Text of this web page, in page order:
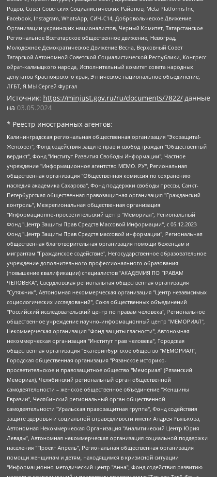
Родов, Совет Советских Социалистических Районов, Meta Platforms Inc,
Facebook, Instagram, WhatsApp, СИЧ-С14, Добровольческое Движение
Организации украинских националистов, Черный Комитет, Татарстанское
Региональное Всетатарское общественное движение, Невоград,
Молодежное Демократическое Движение Весна, Верховный Совет
Татарской Автономной Советской Социалистической Республики, Конгресс
ойрат-калмыцкого народа, Исполнительный комитет совета народных
депутатов Красноярского края, Этническое национальное объединение,
ЛГБТ, Я.МЫ Сергей Фургал
Источник: https://minjust.gov.ru/ru/documents/7822/ данные
на 03.05.2024
* Реестр иностранных агентов:
Калининградская региональная общественная организация "Экозащита!-Женсовет", Фонд содействия защите прав и свобод граждан "Общественный вердикт", Фонд "Институт Развития Свободы Информации", Частное учреждение "Информационное агентство МЕМО. РУ", Региональная общественная организация "Общественная комиссия по сохранению наследия академика Сахарова", Фонд поддержки свободы прессы, Санкт-Петербургская общественная правозащитная организация "Гражданский контроль", Межрегиональная общественная организация "Информационно-просветительский центр "Мемориал", Региональный Фонд "Центр Защиты Прав Средств Массовой Информации", с 05.12.2023 Фонд "Центр Защиты Прав Средств массовой информации", Региональная общественная благотворительная организация помощи беженцам и мигрантам "Гражданское содействие", Негосударственное образовательное учреждение дополнительного профессионального образования (повышение квалификации) специалистов "АКАДЕМИЯ ПО ПРАВАМ ЧЕЛОВЕКА", Свердловская региональная общественная организация "Сутяжник", Автономная некоммерческая организация "Центр независимых социологических исследований", Союз общественных объединений "Российский исследовательский центр по правам человека", Региональное общественное учреждение научно-информационный центр "МЕМОРИАЛ", Некоммерческая организация "Фонд защиты гласности", Автономная некоммерческая организация "Институт прав человека", Городская общественная организация "Екатеринбургское общество "МЕМОРИАЛ", Городская общественная организация "Рязанское историко-просветительское и правозащитное общество "Мемориал" (Рязанский Мемориал), Челябинский региональный орган общественной самодеятельности – женское общественное объединение "Женщины Евразии", Челябинский региональный орган общественной самодеятельности "Уральская правозащитная группа", Фонд содействия защите здоровья и социальной справедливости имени Андрея Рылькова, Автономная Некоммерческая Организация "Аналитический Центр Юрия Левады", Автономная некоммерческая организация социальной поддержки населения "Проект Апрель", Региональная общественная организация помощи женщинам и детям, находящимся в кризисной ситуации "Информационно-методический центр "Анна", Фонд содействия развитию массовых коммуникаций и правовому просвещению "Так-так-Так", Фонд содействия устойчивому развитию "Серебряная тайга", Свердловский региональный общественный фонд социальных проектов "Новое время", "Idel.Реалии", Кавказ.Реалии, Крым.Реалии, Телеканал Настоящее Время, Татаро-башкирская служба Радио Свобода (Azatliq Radiosi), Радио Свободная Европа/Радио Свобода (PCE/PC), "Сибирь.Реалии", "Фактограф", Благотворительный фонд помощи осужденным и их семьям, Автономная некоммерческая организация "Институт глобализации и социальных движений", Фонд "В защиту прав заключенных", Частное учреждение "Центр поддержки и содействия развитию средств массовой информации", Пензенский региональный общественный благотворительный фонд "Гражданский союз", "Север.Реалии", Некоммерческая организация Фонд "Правовая инициатива", Общество с ограниченной ответственностью "Радио Свободная Европа/Радио Свобода", Чешское информационное агентство "MEDIUM-ORIENT", Красноярская региональная общественная организация "Мы против СПИДа", Камалягин Денис Николаевич, Маркелов Сергей Евгеньевич, Пономарев Лев Александрович, Савицкая Людмила Алексеевна, Автономная некоммерческая организация "Центр по работе с проблемой насилия "НАСИЛИЮ.НЕТ", Межрегиональный профессиональный союз работников здравоохранения "Альянс врачей", Юридическое лицо, зарегистрированное в Латвийской Республике, SIA "Medusa Project" (регистрационный номер 40103797863, дата регистрации 10.06.2014), Некоммерческая организация "Фонд по борьбе с коррупцией", Автономная некоммерческая организация "Институт права и публичной политики", Баданин Роман Сергеевич, Гликин Максим Александрович, Железнова Мария Михайловна, Лукьянова Юлия Сергеевна, Маетная Елизавета Витальевна, Маняхин Петр Борисович, Чуракова Ольга Владимировна, Ярош Юлия Петровна, Юридическое лицо "The Insider SIA", зарегистрированное в Риге, Латвийская Республика (дата регистрации 26.06.2015), являющееся администратором доменного имени интернет-издания "The Insider SIA", https://theins.ru, Постернак Алексей Евгеньевич, Рубин Михаил Аркадьевич, Анин Роман Александрович, Юридическое лицо Istories fonds, зарегистрированное в Латвийской Республике (регистрационный номер 50008295751, дата регистрации 24.02.2020), Великовский Дмитрий Александрович, Долинина Ирина Николаевна, Мароховская Алеся Алексеевна, Шлейнов Роман Юрьевич, Шмагун Олеся Валентиновна, Общество с ограниченной ответственностью "Альтаир 2021", Общество с ограниченной ответственностью "Вега 2021", Общество с ограниченной ответственностью "Главный редактор 2021", Общество с ограниченной ответственностью "Ромашки монолит", Важенков Артем Валерьевич, Ивановская областная общественная организация "Центр гендерных исследований", Гурман Юрий Альбертович, Медиапроект "ОВД-Инфо", Егоров Владимир Владимирович, Жилинский Владимир Александрович, Общество с ограниченной ответственностью "ЗП", Иванова София Юрьевна, Карезина Инна Павловна, Кильтау Екатерина Викторовна, Петров Алексей Викторович, Пискунов Сергей Евгеньевич, Смирнов Сергей Сергеевич, Тихонов Михаил Сергеевич, Общество с ограниченной ответственностью "ЖУРНАЛИСТ-ИНОСТРАННЫЙ АГЕНТ", Арапова Галина Юрьевна, Вольтская Татьяна Анатольевна, Американская компания "Mason G.E.S. Anonymous Foundation" (США), являющаяся владельцем интернет-издания https://mnews.world/, Компания "Stichting Bellingcat", зарегистрированная в Нидерландах (дата регистрации 11.07.2018), Захаров Андрей Вячеславович, Клепиковская Екатерина Дмитриевна, Общество с ограниченной ответственностью "МЕМО", Перл Роман Александрович, Симонов Евгений Алексеевич, Соловьева Елена Анатольевна, Сотников Даниил Владимирович, Сурначева Елизавета Дмитриевна, Автономная некоммерческая организация по защите прав человека и информированию населения "Якутия – Наше Мнение", Общество с ограниченной ответственностью "Москоу диджитал медиа", с 26.01.2023 Общество с ограниченной ответственностью "Чайка Белые сады", Ветошкина Валерия Валерьевна, Заговора Максим Александрович, Межрегиональное общественное движение "Российская ЛГБТ - сеть", Оленичев Максим Владимирович, Павлов Иван Юрьевич, Скворцова Елена Сергеевна, Общество с ограниченной ответственностью "Как бы инагент", Кочетков Игорь Викторович, Общество с ограниченной ответственностью "Честные выборы", Еланчик Олег Александрович, Общество с ограниченной ответственностью "Нобелевский призыв", Гималова Регина Эмилевна, Григорьев Андрей Валерьевич, Григорьева Алина Александровна, Ассоциация по содействию защите прав призывников, альтернативнослужащих и военнослужащих "Правозащитная группа "Гражданин.Армия.Право", Хисамова Регина Фаритовна, Автономная некоммерческая организация по реализации социально-правовых программ "Лилит", Дальневосточное общественное движение "Маяк", Санкт-Петербургская ЛГБТ-инициативная группа "Выход", Инициативная группа ЛГБТ+ "Реверс", Алексеев Андрей Викторович, Бекбулатова Таисия Львовна, Беляев Иван Михайлович, Владыкина Елена Сергеевна, Гельман Марат Александрович, Никульшина Вероника Юрьевна, Толоконникова Надежда Андреевна, Шендерович Виктор Анатольевич, Общество с ограниченной ответственностью "Данное сообщение", Общество с ограниченной ответственностью Издательский дом "Новая глава", Айнбиндер Александра Александровна, Московский комьюнити-центр для ЛГБТ+инициатив, Благотворительный фонд развития филантропии, Deutsche Welle (Германия, Kurt-Schumacher-Strasse 3, 53113 Bonn), Борзунова Мария Михайловна, Воробьев Виктор Викторович, Голубева Анна Львовна, Константинова Алла Михайловна, Малкова Ирина Владимировна, Мурадов Мурад Абдулгалимович, Осетинская Елизавета Николаевна, Понасенков Евгений Николаевич, Ганапольский Матвей Юрьевич, Киселев Евгений Алексеевич, Борухович Ирина Григорьевна, Дремин Иван Тимофеевич, Дубровский Дмитрий Викторович, Красноярская региональная общественная организация поддержки и развития альтернативных образовательных технологий и межкультурных коммуникаций "ИНТЕРРА", Маяковская Екатерина Алексеевна, Фейгин Марк Захарович, Филимонов Андрей Викторович, Дзугкоева Регина Николаевна, Доброхотов Роман Александрович, Дудь Юрий Александрович, Елкин Сергей Владимирович, Кругликов Кирилл Игоревич, Сабунаева Мария Леонидовна, Семенов Алексей Владимирович, Шаинян Карен Багратович, Шульман Екатерина Михайловна, Асафьев Артур Валерьевич, Вахштайн Виктор Семенович, Венедиктов Алексей Алексеевич, Лушникова Екатерина Евгеньевна, Волков Леонид Михайлович, Невзоров Александр Глебович, Пархоменко Сергей Борисович, Сироткин Ярослав Николаевич, Кара-Мурза Владимир Владимирович, Баранова Наталья Владимировна, Гозман Леонид Яковлевич, Кагарлицкий Борис Юльевич, Климарев Михаил Валерьевич, Милов Владимир Станиславович, Автономная некоммерческая организация Краснодарский центр современного искусства "Типография", Моргенштерн Алишер Тагирович, Соболь Любовь Эдуардовна, Общество с ограниченной ответственностью "ЛИЗА НОРМ", Каспаров Гарри Кимович, Ходорковский Михаил Борисович, Общество с ограниченной ответственностью "Апрельские тезисы", Данилович Ирина Брониславовна, Кашин Олег Владимирович, Петров Николай Владимирович, Пивоваров Алексей Владимирович, Соколов Михаил Владимирович, Цветкова Юлия Владимировна, Чичваркин Евгений Александрович, Комитет против пыток/Команда против пыток, Общество с ограниченной ответственностью "Первый научный", Общество с ограниченной ответственностью "Вертолет и ко", Белоцерковская Вероника Борисовна, Кац Максим Евгеньевич, Лазарева Татьяна Юрьевна, Шаведдинов Руслан Табризович, Яшин Илья Валерьевич, Общество с ограниченной ответственностью "Иноагент ААВ", Алешковский Дмитрий Петрович, Альбац Евгения Марковна, Быков Дмитрий Львович, Галямина Юлия Евгеньевна, Лойко Сергей Леонидович, Мартынов Кирилл Константинович, Медведев Сергей Александрович, Крашенинников Федор Геннадиевич, Гордеева Катерина Вл